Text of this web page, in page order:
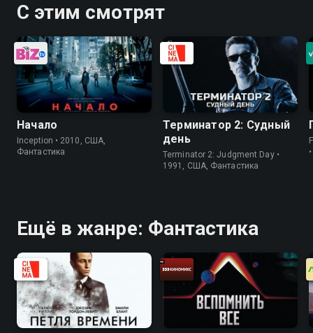
С этим смотрят
Начало
Inception • 2010, США,
Фантастика
Терминатор 2: Судный
день
Terminator 2: Judgment Day •
1991, США, Фантастика
Ещё в жанре: Фантастика